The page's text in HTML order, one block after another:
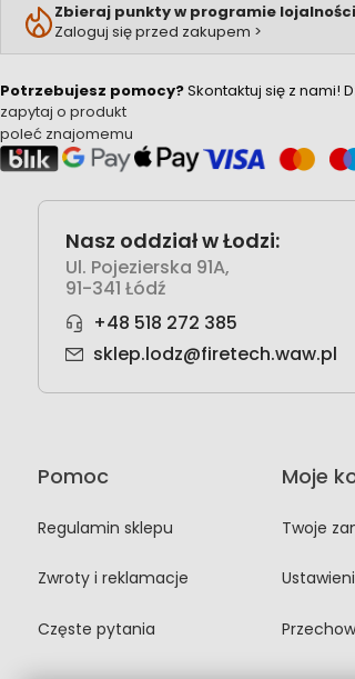
Zbieraj punkty w programie
Zaloguj się przed zakupem >
Potrzebujesz pomocy?Skontaktuj się z nami!
zapytaj o produkt
poleć znajomemu
Nasz oddział w Łodzi:
Ul. Pojezierska 91A,
91-341 Łódź
+48 518 272 385
sklep.lodz@firetech.waw.pl
Pomoc
Regulamin sklepu
Zwroty i reklamacje
Częste pytania
Moje
Twoje